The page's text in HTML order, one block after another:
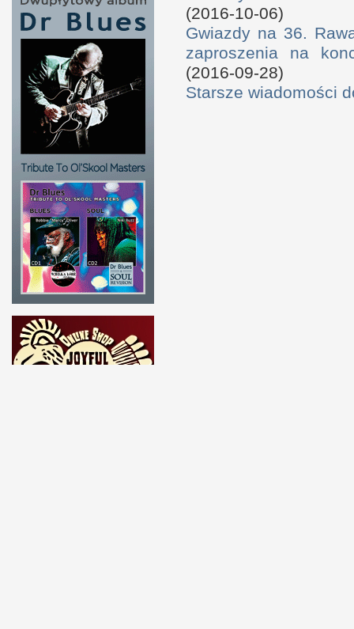
(2016-10-06)
Gwiazdy na 36.
zaproszenia na
(2016-09-28)
Starsze wiadomości